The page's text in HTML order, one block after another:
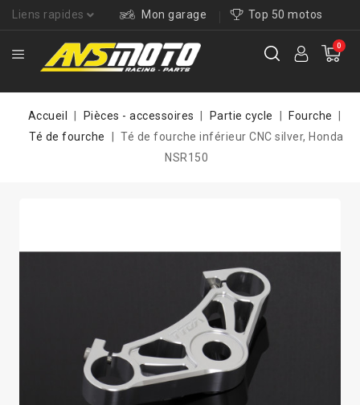
Liens rapides Mon garage Top 50 motos
0
Accueil Pièces - accessoires Partie cycle
Fourche
Té de fourche
Té de fourche inférieur CNC silver, Honda
NSR150